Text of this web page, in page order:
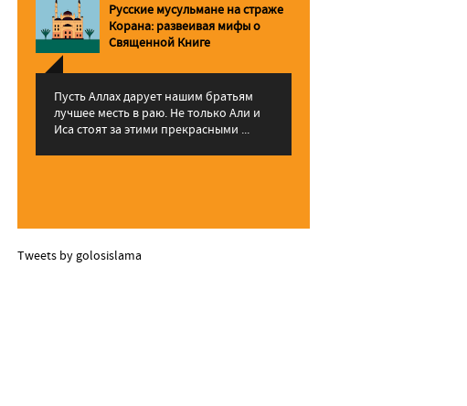
Русские мусульмане на страже
Корана: pазвеивая мифы о
Священной Книге
Пусть Аллах дарует нашим братьям
лучшее месть в раю. Не только Али и
Иса стоят за этими прекрасными ...
Tweets by golosislama